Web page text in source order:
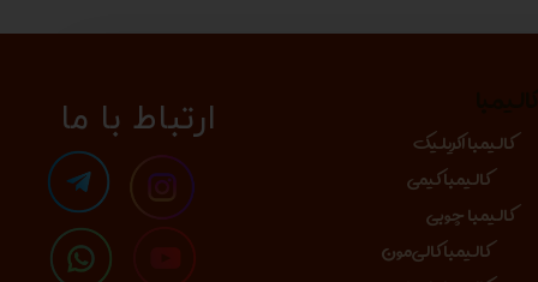
​​​ارتباط با ما
کالیمبا اکریلیک
کالیمبا کیمی
کالیمبا چوبی
کالیمبا کالی‌مون